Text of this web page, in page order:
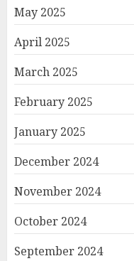
May 2025
April 2025
March 2025
February 2025
January 2025
December 2024
November 2024
October 2024
September 2024